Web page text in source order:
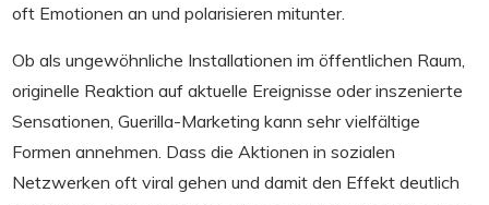
oft Emotionen an und polarisieren mitunter.
Ob als ungewöhnliche Installationen im öffentlichen Raum,
originelle Reaktion auf aktuelle Ereignisse oder inszenierte
Sensationen, Guerilla-Marketing kann sehr vielfältige
Formen annehmen. Dass die Aktionen in sozialen
Netzwerken oft viral gehen und damit den Effekt deutlich